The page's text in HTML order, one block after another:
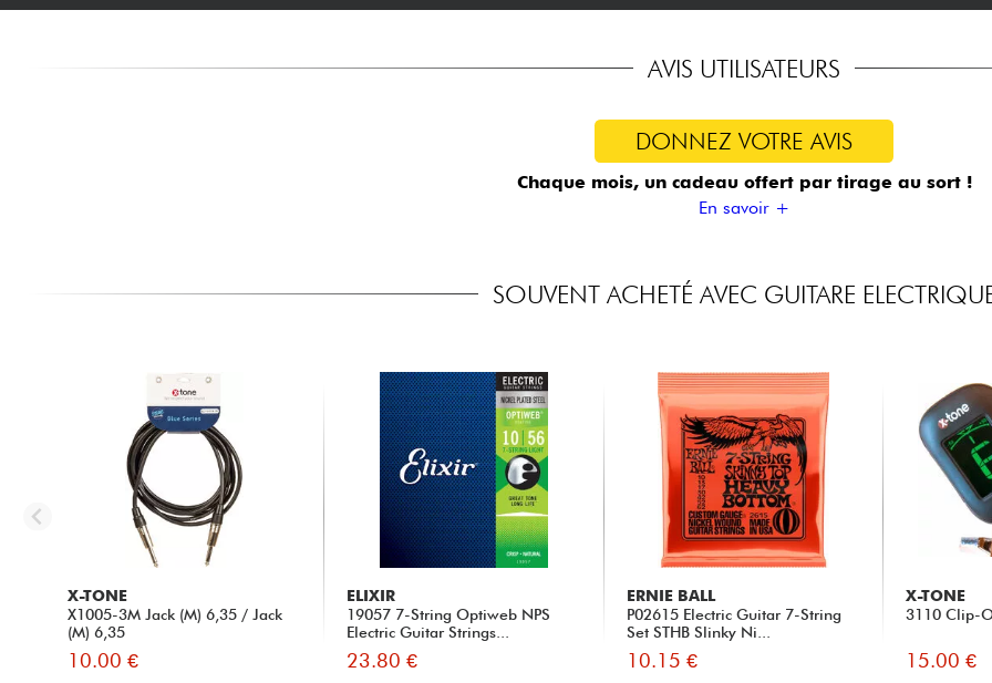
AVIS UTILISATEURS
DONNEZ VOTRE AVIS
Chaque mois, un cadeau offert par tirage au sort !
En savoir +
SOUVENT ACHETÉ AVEC GUITARE
X-TONE
X1005-3M Jack (M) 6,35 / Jack
(M) 6,35
10.00 €
ELIXIR
19057 7-String Optiweb NPS
Electric Guitar Strings...
23.80 €
ERNIE BALL
P02615 Electric Guitar 7-String
Set STHB Slinky Ni...
10.15 €
X-TONE
3110 Clip-
15.00 €